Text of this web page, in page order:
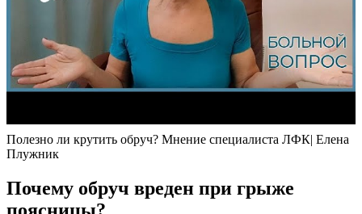
Полезно ли крутить обруч? Мнение специалиста ЛФК| Елена
Плужник
Почему обруч вреден при грыже
поясницы?